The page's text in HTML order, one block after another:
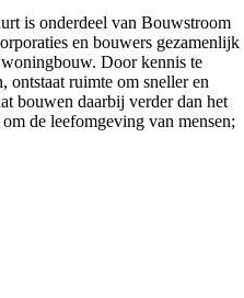
is onderdeel van Bouwstroom
en bouwers gezamenlijk
Door kennis te
ontstaat ruimte om sneller en
bouwen daarbij verder dan het
de leefomgeving van mensen;